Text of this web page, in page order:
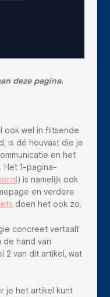
deze pagina.
ook wel in flitsende
is dé houvast die je
en het
Het 1-pagina-
) is namelijk ook
en verdere
doen het ook zo.
concreet vertaalt
de hand van
2 van dit artikel, wat
je het artikel kunt